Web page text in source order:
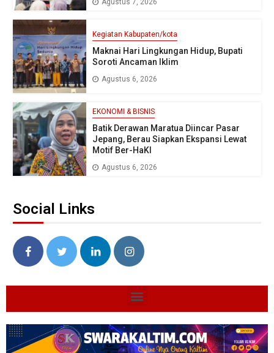
Kegiatan Kabupaten/kota
Maknai Hari Lingkungan Hidup, Bupati
Soroti Ancaman Iklim
Agustus 6, 2026
EKONOMI & BISNIS
Batik Derawan Maratua Diincar Pasar
Jepang, Berau Siapkan Ekspansi Lewat
Motif Ber-HaKI
Agustus 6, 2026
Social Links